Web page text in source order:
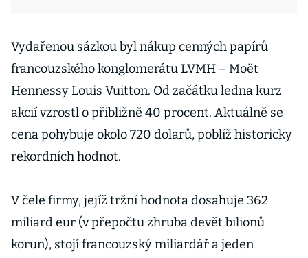
Vydařenou sázkou byl nákup cenných papírů
francouzského konglomerátu LVMH – Moët
Hennessy Louis Vuitton. Od začátku ledna kurz
akcií vzrostl o přibližně 40 procent. Aktuálně se
cena pohybuje okolo 720 dolarů, poblíž historicky
rekordních hodnot.
V čele firmy, jejíž tržní hodnota dosahuje 362
miliard eur (v přepočtu zhruba devět bilionů
korun), stojí francouzský miliardář a jeden